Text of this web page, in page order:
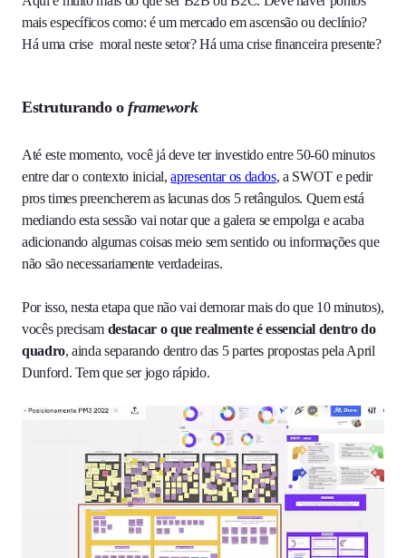
mais específicos como: é um mercado em ascensão ou declínio?
Há uma crise moral neste setor? Há uma crise financeira presente?
Estruturando oframework
Até este momento, você já deve ter investido entre 50-60 minutos
entre dar o contexto inicial,apresentar os dados, a SWOT e pedir
pros times preencherem as lacunas dos 5 retângulos. Quem está
mediando esta sessão vai notar que a galera se empolga e acaba
adicionando algumas coisas meio sem sentido ou informações que
não são necessariamente verdadeiras.
Por isso, nesta etapa que não vai demorar mais do que 10 minutos),
vocês precisam destacar o que realmente é essencial dentro do
quadro, ainda separando dentro das 5 partes propostas pela April
Dunford. Tem que ser jogo rápido.